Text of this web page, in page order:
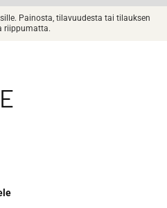
Painosta, tilavuudesta tai tilauksen
riippumatta.